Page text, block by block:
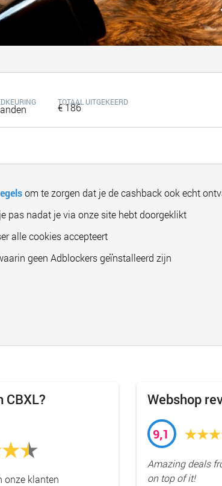
TOTAAL UITGEKEERD
€ 186
om te zorgen dat je de cashback ook echt
pas nadat je via onze site hebt doorgeklikt
alle cookies accepteert
geen Adblockers geïnstalleerd zijn
CBXL?
onze klanten
Webshop
9,1
Amazing deals
on top of it!